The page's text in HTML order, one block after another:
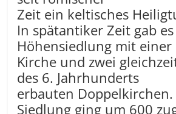
Zeit ein keltisches
In spätantiker Zeit gab
Höhensiedlung mit einer
Kirche und zwei
des 6. Jahrhunderts
erbauten Doppelkirchen.
Siedlung ging um 600